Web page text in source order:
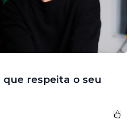
que respeita o seu